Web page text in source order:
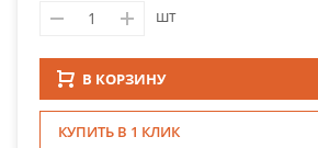
шт
В КОРЗИНУ
КУПИТЬ В 1 КЛИК